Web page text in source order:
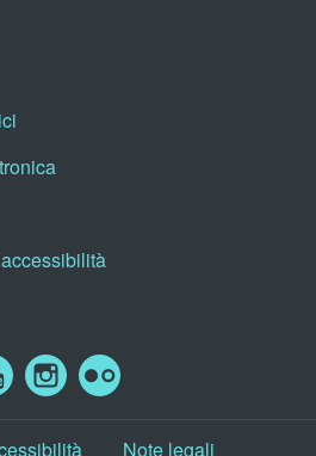
Note legali